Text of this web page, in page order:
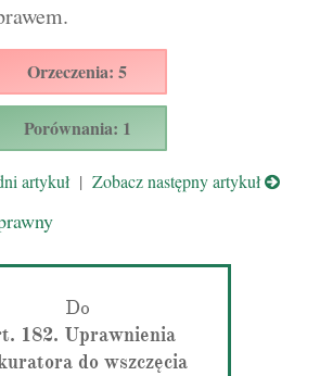
Orzeczenia: 5
Porównania: 1
artykuł | Zobacz następny artykuł
Do
182. Uprawnienia
do wszczęcia